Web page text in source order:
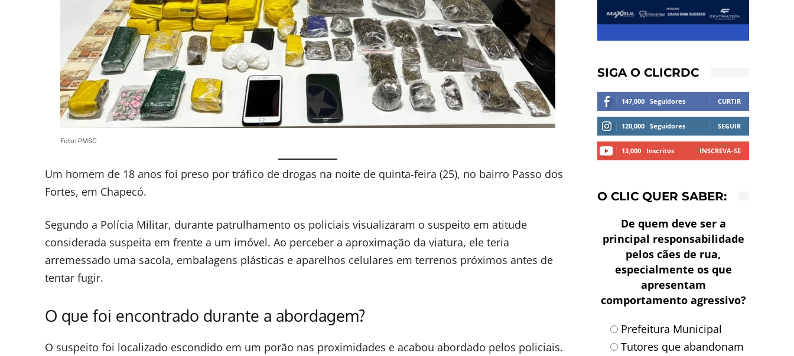
Foto: PMSC
Um homem de 18 anos foi preso por tráfico de drogas na noite de quinta-feira (25), no bairro Passo dos
Fortes, em Chapecó.
Segundo a Polícia Militar, durante patrulhamento os policiais visualizaram o suspeito em atitude
considerada suspeita em frente a um imóvel. Ao perceber a aproximação da viatura, ele teria
arremessado uma sacola, embalagens plásticas e aparelhos celulares em terrenos próximos antes de
tentar fugir.
O que foi encontrado durante a abordagem?
O suspeito foi localizado escondido em um porão nas proximidades e acabou abordado pelos policiais.
SIGA O CLICRDC
147,000 Seguidores CURTIR
120,000 Seguidores SEGUIR
13,000 Inscritos INSCREVA-SE
O CLIC QUER SABER:
De quem deve ser a
principal responsabilidade
pelos cães de rua,
especialmente os que
apresentam
comportamento agressivo?
Prefeitura Municipal
Tutores que abandonam